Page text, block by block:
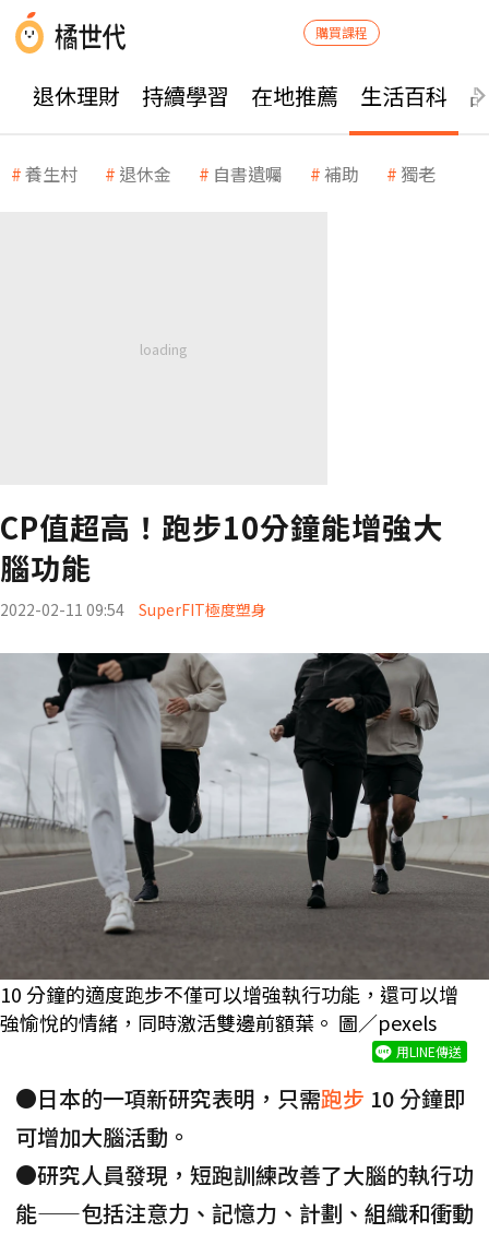
購買課程
退休理財 持續學習 在地推薦 生活百科
養生村 退休金 自書遺囑 補助 獨老
CP值超高！跑步10分鐘能增強大
腦功能
2022-02-11 09:54 SuperFIT極度塑身
10 分鐘的適度跑步不僅可以增強執行功能，還可以增
強愉悅的情緒，同時激活雙邊前額葉。 圖／pexels
用LINE傳送
●日本的一項新研究表明，只需跑步 10 分鐘即
可增加大腦活動。
●研究人員發現，短跑訓練改善了大腦的執行功
能——包括注意力、記憶力、計劃、組織和衝動